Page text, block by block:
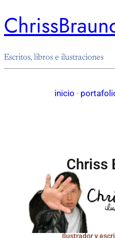
Escritos, libros e ilustraciones
inicio ·
Chriss
Ilustrador y